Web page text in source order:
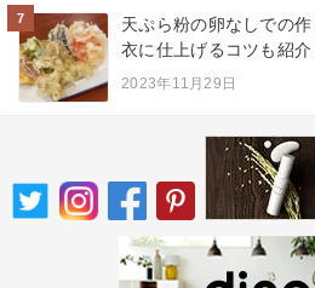
7
天ぷら粉の卵なしでの
衣に仕上げるコツも紹介
2023年11月29日